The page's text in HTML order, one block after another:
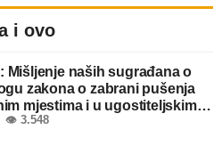
i ovo
Mišljenje naših sugrađana o
zakona o zabrani pušenja
mjestima i u ugostiteljskim
u FBiH
👁 3.548